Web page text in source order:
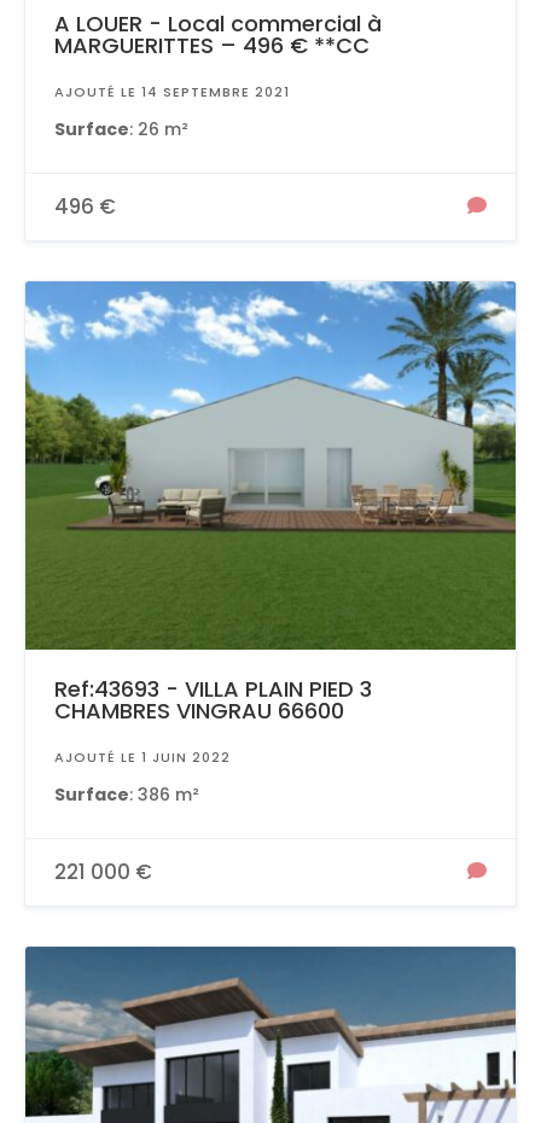
A LOUER - Local commercial à
MARGUERITTES – 496 € **CC
AJOUTÉ LE 14 SEPTEMBRE 2021
Surface: 26 m²
496 €
Ref:43693 - VILLA PLAIN PIED 3
CHAMBRES VINGRAU 66600
AJOUTÉ LE 1 JUIN 2022
Surface: 386 m²
221 000 €